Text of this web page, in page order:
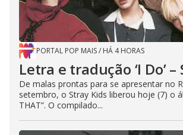
PORTAL POP MAIS/ HÁ 4 HORAS
Letra e tradução ‘I Do’
De malas prontas para se apresentar no
setembro, o Stray Kids liberou hoje (7) o
THAT”. O compilado...